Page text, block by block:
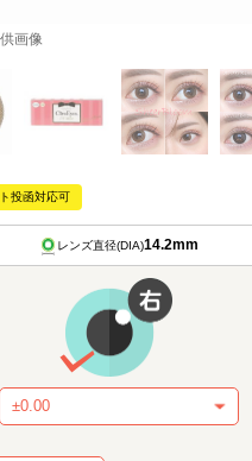
画像
投函対応可
レンズ直径(DIA)14.2mm